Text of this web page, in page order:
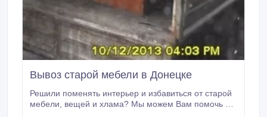
Вывоз старой мебели в Донецке
Решили поменять интерьер и избавиться от старой
мебели, вещей и хлама? Мы можем Вам помочь в